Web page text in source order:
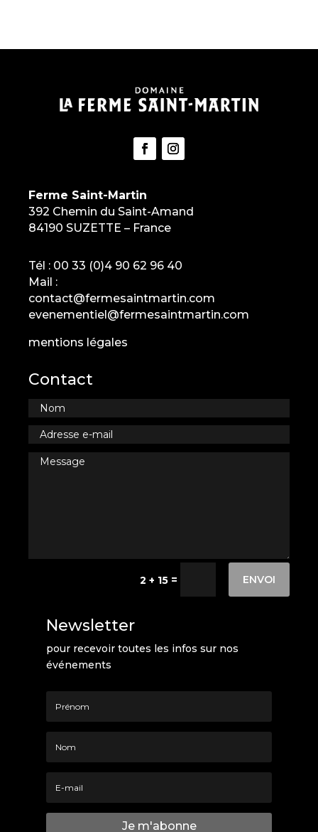
Ferme Saint-Martin
392 Chemin du Saint-Amand
84190 SUZETTE – France
Tél : 00 33 (0)4 90 62 96 40
Mail :
contact@fermesaintmartin.com
evenementiel@fermesaintmartin.com
mentions légales
Contact
2 + 15 = ENVOI
Newsletter
pour recevoir toutes les infos sur nos
événements
Je m'abonne